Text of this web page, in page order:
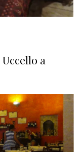
a